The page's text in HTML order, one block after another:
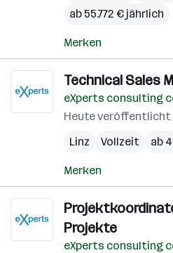
ab 55.772 € jährlich
Merken
Technical Sales
eXperts consulting
Heute veröffentlicht
Linz
Vollzeit ab
Merken
Projekte
eXperts consulting